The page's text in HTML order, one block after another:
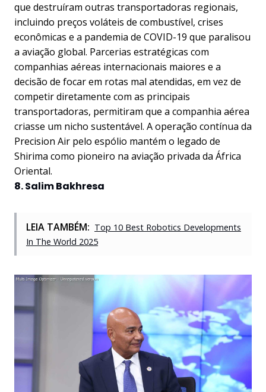
que destruíram outras transportadoras regionais,
incluindo preços voláteis de combustível, crises
econômicas e a pandemia de COVID-19 que paralisou
a aviação global. Parcerias estratégicas com
companhias aéreas internacionais maiores e a
decisão de focar em rotas mal atendidas, em vez de
competir diretamente com as principais
transportadoras, permitiram que a companhia aérea
criasse um nicho sustentável. A operação contínua da
Precision Air pelo espólio mantém o legado de
Shirima como pioneiro na aviação privada da África
Oriental.
8. Salim Bakhresa
LEIA TAMBÉM: Top 10 Best Robotics Developments
In The World 2025